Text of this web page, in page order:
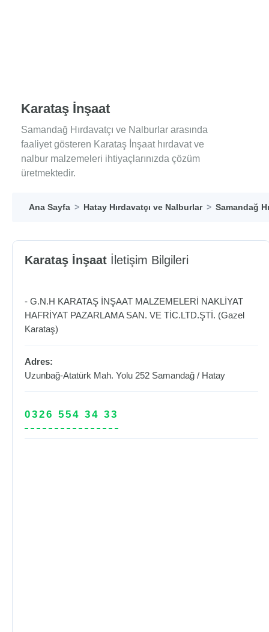
Karataş İnşaat
Samandağ Hırdavatçı ve Nalburlar arasında
faaliyet gösteren Karataş İnşaat hırdavat ve
nalbur malzemeleri ihtiyaçlarınızda çözüm
üretmektedir.
Ana Sayfa Hatay Hırdavatçı ve Nalburlar Samandağ
Karataş İnşaat İletişim Bilgileri
- G.N.H KARATAŞ İNŞAAT MALZEMELERİ NAKLİYAT
HAFRİYAT PAZARLAMA SAN. VE TİC.LTD.ŞTİ. (Gazel
Karataş)
Adres:
Uzunbağ-Atatürk Mah. Yolu 252 Samandağ / Hatay
0326 554 34 33